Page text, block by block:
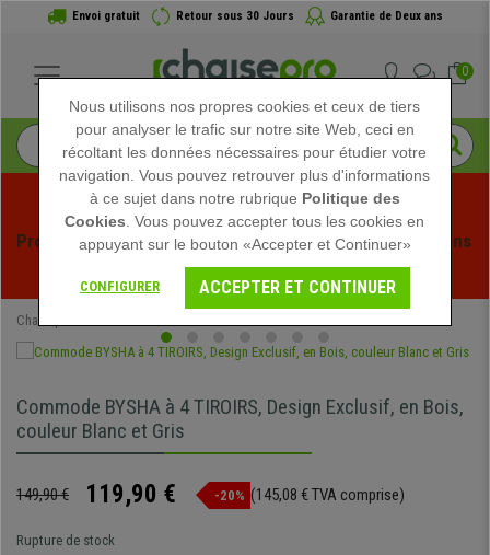
Envoi gratuit Retour sous 30 Jours Garantie de Deux ans
0
Profitez des soldes d'été chez Chaisepro ! Des réductions
exclusives pour une durée limitée - Voir l'offre
Chaisepro
Commode BYSHA à 4 TIROIRS, Design Exclusif, en Bois,
couleur Blanc et Gris
149,90 € 119,90 € -20% (145,08 € TVA comprise)
Rupture de stock
Nous utilisons nos propres cookies et ceux de tiers
pour analyser le trafic sur notre site Web, ceci en
récoltant les données nécessaires pour étudier votre
navigation. Vous pouvez retrouver plus d'informations
à ce sujet dans notre rubrique Politique des
Cookies . Vous pouvez accepter tous les cookies en
appuyant sur le bouton «Accepter et Continuer»
CONFIGURER ACCEPTER ET CONTINUER